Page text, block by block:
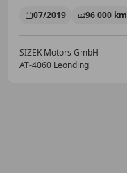
07/2019 96 000 km
SIZEK Motors GmbH
AT-4060 Leonding